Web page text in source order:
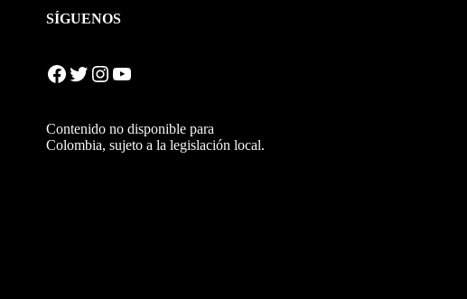
SÍGUENOS
Facebook Twitter Instagram YouTube
Contenido no disponible para
Colombia, sujeto a la legislación local.